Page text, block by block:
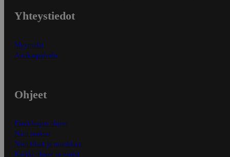
Yhteystiedot
Myymälät
Asiakaspalvelu
Ohjeet
Ensitilaajan ohjeet
Näin maksat
Näin tilaat ja muokkaat
Kaikki ohjeet ja vinkit